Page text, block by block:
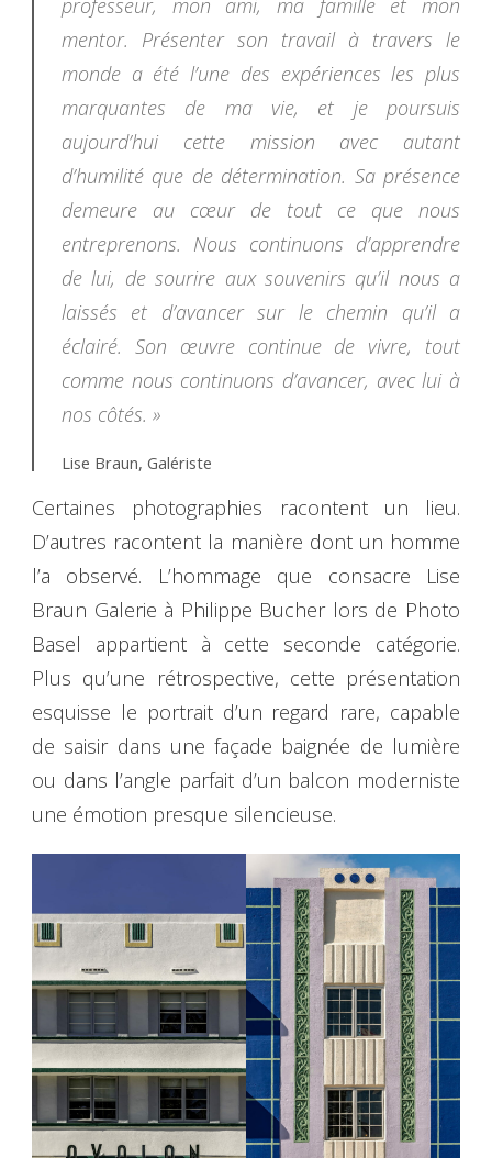
professeur, mon ami, ma famille et mon
mentor. Présenter son travail à travers le
monde a été l’une des expériences les plus
marquantes de ma vie, et je poursuis
aujourd’hui cette mission avec autant
d’humilité que de détermination. Sa présence
demeure au cœur de tout ce que nous
entreprenons. Nous continuons d’apprendre
de lui, de sourire aux souvenirs qu’il nous a
laissés et d’avancer sur le chemin qu’il a
éclairé. Son œuvre continue de vivre, tout
comme nous continuons d’avancer, avec lui à
nos côtés. »
Lise Braun, Galériste
Certaines photographies racontent un lieu.
D’autres racontent la manière dont un homme
l’a observé. L’hommage que consacre Lise
Braun Galerie à Philippe Bucher lors de Photo
Basel appartient à cette seconde catégorie.
Plus qu’une rétrospective, cette présentation
esquisse le portrait d’un regard rare, capable
de saisir dans une façade baignée de lumière
ou dans l’angle parfait d’un balcon moderniste
une émotion presque silencieuse.